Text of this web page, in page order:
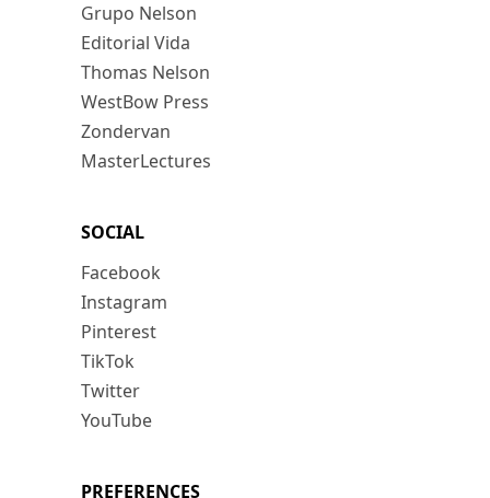
Grupo Nelson
Editorial Vida
Thomas Nelson
WestBow Press
Zondervan
MasterLectures
SOCIAL
Facebook
Instagram
Pinterest
TikTok
Twitter
YouTube
PREFERENCES